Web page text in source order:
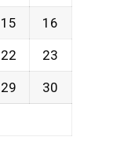
15 16
22 23
29 30